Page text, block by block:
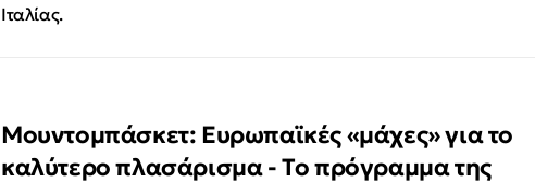
Ιταλίας.
Μουντομπάσκετ: Ευρωπαϊκές «μάχες» για το
καλύτερο πλασάρισμα - Το πρόγραμμα της